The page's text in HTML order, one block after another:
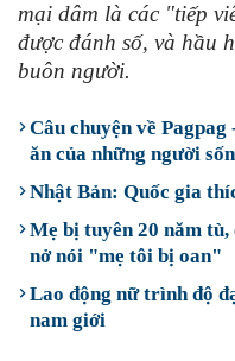
mại dâm là các "tiếp
được đánh số, và hầu
buôn người.
Câu chuyện về
ăn của những người
Nhật Bản: Quốc gia
Mẹ bị tuyên 20 năm
nở nói "mẹ tôi bị oan"
Lao động nữ trình độ
nam giới